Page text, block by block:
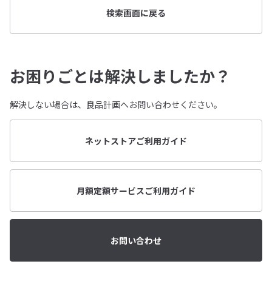
検索画面に戻る
お困りごとは解決しましたか？
解決しない場合は、良品計画へお問い合わせください。
ネットストアご利用ガイド
月額定額サービスご利用ガイド
お問い合わせ